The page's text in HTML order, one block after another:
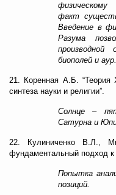
факт
Введение в
Разума
биополей и аур.
21. Коренная А.Б. “Теория
синтеза науки и религии”.
Солнце –
Сатурна и
22. Кулиниченко В.Л.,
фундаментальный подход к
Попытка
позиций.